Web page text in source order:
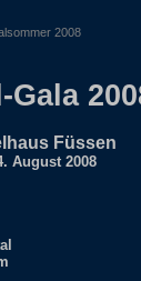
2008
Gala
Füssen
August 2008